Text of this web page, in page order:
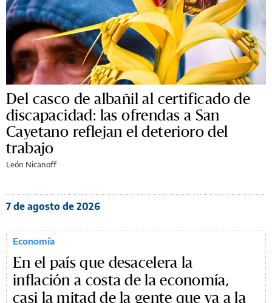
Del casco de albañil al certificado de
discapacidad: las ofrendas a San
Cayetano reflejan el deterioro del
trabajo
León Nicanoff
7 de agosto de 2026
Economía
En el país que desacelera la
inflación a costa de la economía,
casi la mitad de la gente que va a la